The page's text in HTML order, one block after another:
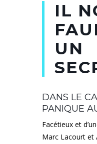
IL
UN
DANS LE
PANIQUE
Facétieux et
Marc Lacourt et